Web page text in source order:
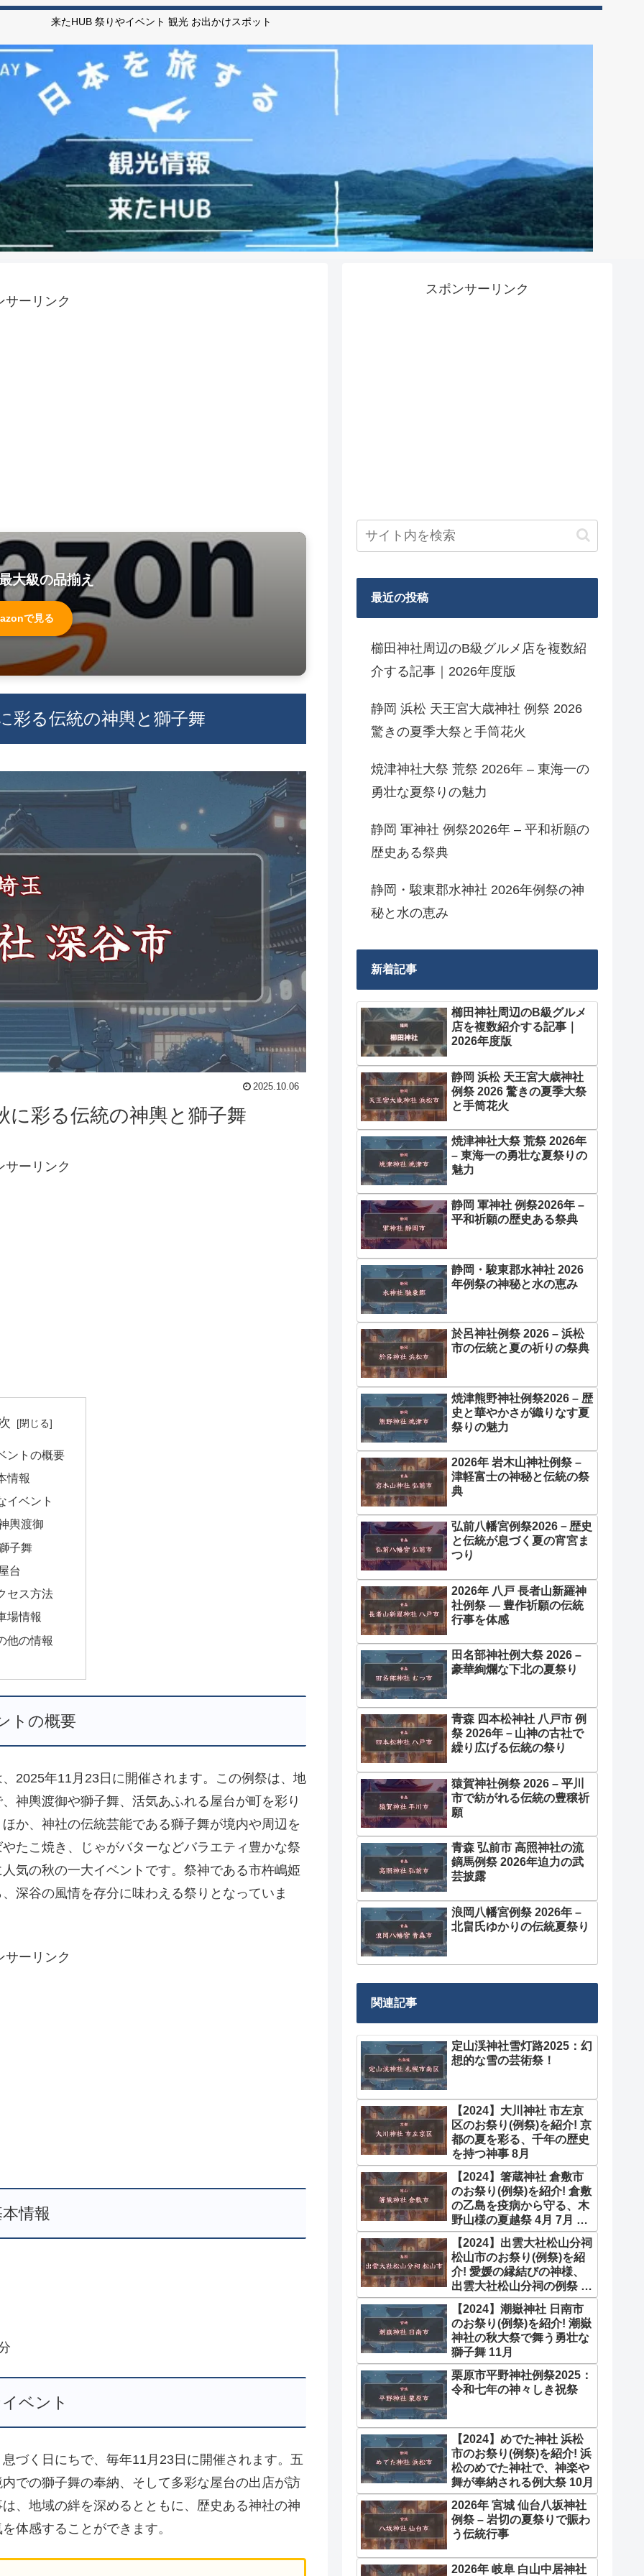
来たHUB 祭りやイベント 観光 お出かけスポット
サーリンク
大級の品揃え
で見る
彩る伝統の神輿と獅子舞
2025.10.06
に彩る伝統の神輿と獅子舞
サーリンク
ントの概要
情報
イベント
輿渡御
子舞
台
セス方法
場情報
他の情報
トの概要
2025年11月23日に開催されます。この例祭は、地
神輿渡御や獅子舞、活気あふれる屋台が町を彩り
か、神社の伝統芸能である獅子舞が境内や周辺を
たこ焼き、じゃがバターなどバラエティ豊かな祭
気の秋の一大イベントです。祭神である市杵嶋姫
深谷の風情を存分に味わえる祭りとなっていま
サーリンク
情報
ベント
づく日にちで、毎年11月23日に開催されます。五
での獅子舞の奉納、そして多彩な屋台の出店が訪
、地域の絆を深めるとともに、歴史ある神社の神
体感することができます。
スポンサーリンク
最近の投稿
櫛田神社周辺のB級グルメ店を複数紹
介する記事｜2026年度版
静岡 浜松 天王宮大歳神社 例祭 2026
驚きの夏季大祭と手筒花火
焼津神社大祭 荒祭 2026年 – 東海一の
勇壮な夏祭りの魅力
静岡 軍神社 例祭2026年 – 平和祈願の
歴史ある祭典
静岡・駿東郡水神社 2026年例祭の神
秘と水の恵み
新着記事
櫛田神社周辺のB級グルメ
店を複数紹介する記事｜
2026年度版
静岡 浜松 天王宮大歳神社
例祭 2026 驚きの夏季大祭
と手筒花火
焼津神社大祭 荒祭 2026年
– 東海一の勇壮な夏祭りの
魅力
静岡 軍神社 例祭2026年 –
平和祈願の歴史ある祭典
静岡・駿東郡水神社 2026
年例祭の神秘と水の恵み
於呂神社例祭 2026 – 浜松
市の伝統と夏の祈りの祭典
焼津熊野神社例祭2026 – 歴
史と華やかさが織りなす夏
祭りの魅力
2026年 岩木山神社例祭 –
津軽富士の神秘と伝統の祭
典
弘前八幡宮例祭2026－歴史
と伝統が息づく夏の宵宮ま
つり
2026年 八戸 長者山新羅神
社例祭 ― 豊作祈願の伝統
行事を体感
田名部神社例大祭 2026 –
豪華絢爛な下北の夏祭り
青森 四本松神社 八戸市 例
祭 2026年－山神の古社で
繰り広げる伝統の祭り
猿賀神社例祭 2026 – 平川
市で紡がれる伝統の豊穣祈
願
青森 弘前市 高照神社の流
鏑馬例祭 2026年迫力の武
芸披露
浪岡八幡宮例祭 2026年 –
北畠氏ゆかりの伝統夏祭り
関連記事
定山渓神社雪灯路2025：幻
想的な雪の芸術祭！
【2024】大川神社 市左京
区のお祭り(例祭)を紹介! 京
都の夏を彩る、千年の歴史
を持つ神事 8月
【2024】箸蔵神社 倉敷市
のお祭り(例祭)を紹介! 倉敷
の乙島を疫病から守る、木
野山様の夏越祭 4月 7月 10
月
【2024】出雲大社松山分祠
松山市のお祭り(例祭)を紹
介! 愛媛の縁結びの神様、
出雲大社松山分祠の例祭 11
月
【2024】潮嶽神社 日南市
のお祭り(例祭)を紹介! 潮嶽
神社の秋大祭で舞う勇壮な
獅子舞 11月
栗原市平野神社例祭2025：
令和七年の神々しき祝祭
【2024】めでた神社 浜松
市のお祭り(例祭)を紹介! 浜
松のめでた神社で、神楽や
舞が奉納される例大祭 10月
2026年 宮城 仙台八坂神社
例祭 – 岩切の夏祭りで賑わ
う伝統行事
2026年 岐阜 白山中居神社